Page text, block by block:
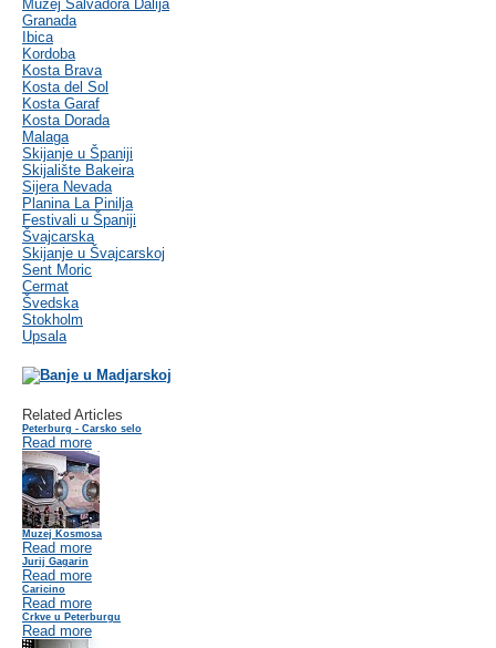
Muzej Salvadora Dalija
Granada
Ibica
Kordoba
Kosta Brava
Kosta del Sol
Kosta Garaf
Kosta Dorada
Malaga
Skijanje u Španiji
Skijalište Bakeira
Sijera Nevada
Planina La Pinilja
Festivali u Španiji
Švajcarska
Skijanje u Švajcarskoj
Sent Moric
Cermat
Švedska
Stokholm
Upsala
Related Articles
Peterburg - Carsko selo
Read more
Muzej Kosmosa
Read more
Jurij Gagarin
Read more
Caricino
Read more
Crkve u Peterburgu
Read more